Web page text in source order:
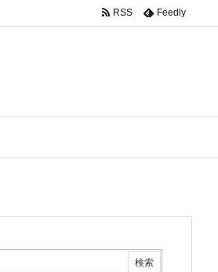
RSS Feedly